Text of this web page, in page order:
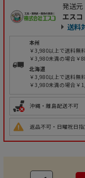
発送元
エスコ
送料
本州
￥3,980以上で送料無
￥3,980未満の場合￥
北海道
￥3,980以上で送料無
￥3,980未満の場合￥
沖縄・離島配送不可
返品不可・日曜祝日